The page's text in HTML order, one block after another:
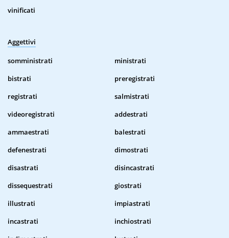
vinificati
Aggettivi
somministrati
ministrati
bistrati
preregistrati
registrati
salmistrati
videoregistrati
addestrati
ammaestrati
balestrati
defenestrati
dimostrati
disastrati
disincastrati
dissequestrati
giostrati
illustrati
impiastrati
incastrati
inchiostrati